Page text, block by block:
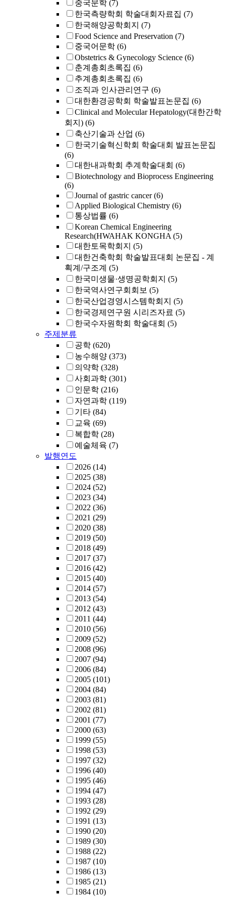
중국문학 (7)
한국측량학회 학술대회자료집 (7)
한국해양공학회지 (7)
Food Science and Preservation (7)
중국어문학 (6)
Obstetrics & Gynecology Science (6)
춘계총회초록집 (6)
추계총회초록집 (6)
조직과 인사관리연구 (6)
대한환경공학회 학술발표논문집 (6)
Clinical and Molecular Hepatology(대한간학
회지) (6)
축산기술과 산업 (6)
한국기술혁신학회 학술대회 발표논문집
(6)
대한내과학회 추계학술대회 (6)
Biotechnology and Bioprocess Engineering
(6)
Journal of gastric cancer (6)
Applied Biological Chemistry (6)
통상법률 (6)
Korean Chemical Engineering
Research(HWAHAK KONGHA (5)
대한토목학회지 (5)
대한건축학회 학술발표대회 논문집 - 계
획계/구조계 (5)
한국미생물·생명공학회지 (5)
한국역사연구회회보 (5)
한국산업경영시스템학회지 (5)
한국경제연구원 시리즈자료 (5)
한국수자원학회 학술대회 (5)
주제분류
공학 (620)
농수해양 (373)
의약학 (328)
사회과학 (301)
인문학 (216)
자연과학 (119)
기타 (84)
교육 (69)
복합학 (28)
예술체육 (7)
발행연도
2026 (14)
2025 (38)
2024 (52)
2023 (34)
2022 (36)
2021 (29)
2020 (38)
2019 (50)
2018 (49)
2017 (37)
2016 (42)
2015 (40)
2014 (57)
2013 (54)
2012 (43)
2011 (44)
2010 (56)
2009 (52)
2008 (96)
2007 (94)
2006 (84)
2005 (101)
2004 (84)
2003 (81)
2002 (81)
2001 (77)
2000 (63)
1999 (55)
1998 (53)
1997 (32)
1996 (40)
1995 (46)
1994 (47)
1993 (28)
1992 (29)
1991 (13)
1990 (20)
1989 (30)
1988 (22)
1987 (10)
1986 (13)
1985 (21)
1984 (10)